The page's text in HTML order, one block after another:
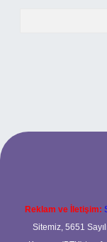
betexper.xyz
Reklam ve İletişim:
Sitemiz, 5651